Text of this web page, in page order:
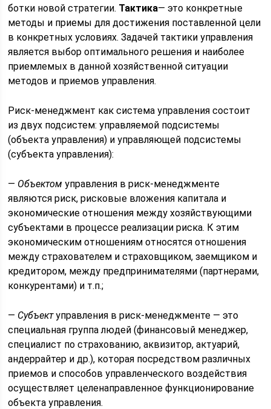
ботки новой стратегии. Тактика— это конкретные
методы и приемы для достижения поставленной цели
в конкретных условиях. Задачей тактики уп­равления
является выбор оптимального решения и наиболее
при­емлемых в данной хозяйственной ситуации
методов и приемов управления.
Риск-менеджмент как система управления состоит
из двух под­систем: управляемой подсистемы
(объекта управления) и управляющей подсистемы
(субъекта управления):
— Объектом управления в риск-менеджменте
являются риск, рис­ковые вложения капитала и
экономические отношения между хо­зяйствующими
субъектами в процессе реализации риска. К этим
экономическим отношениям относятся отношения
между страхо­вателем и страховщиком, заемщиком и
кредитором, между пред­принимателями (партнерами,
конкурентами) и т.п.;
— Субъектуправления в риск-менеджменте — это
специальная группа людей (финансовый менеджер,
специалист по страхова­нию, аквизитор, актуарий,
андеррайтер и др.), которая посредст­вом различных
приемов и способов управленческого воздействия
осуществляет целенаправленное функционирование
объекта уп­равления.